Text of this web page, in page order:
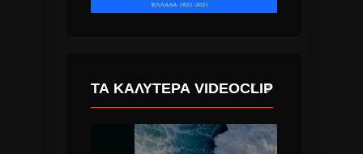
ΤΑ ΚΑΛΎΤΕΡΑ VIDEOCLIP